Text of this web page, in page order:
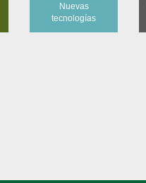
Nuevas
tecnologías